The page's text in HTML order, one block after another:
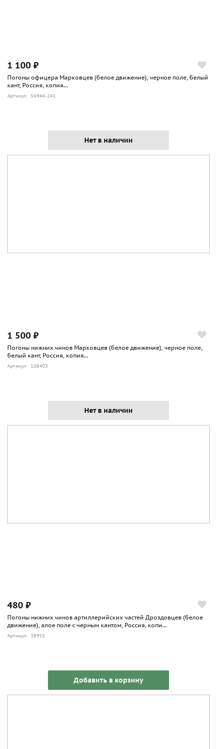
1 100 ₽
Погоны офицера Марковцев (белое движение), черное поле, белый
кант, Россия, копия...
Артикул: 56944-241
Нет в наличии
1 500 ₽
Погоны нижних чинов Марковцев (белое движение), черное поле,
белый кант, Россия, копия...
Артикул: 108403
Нет в наличии
480 ₽
Погоны нижних чинов артиллерийских частей Дроздовцев (белое
движение), алое поле с черным кантом, Россия, копи...
Артикул: 38955
Добавить в корзину